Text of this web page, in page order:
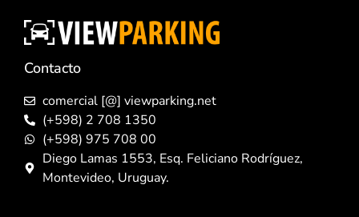
Contacto
comercial [@] viewparking.net
(+598) 2 708 1350
(+598) 975 708 00
Diego Lamas 1553, Esq. Feliciano Rodríguez,
Montevideo, Uruguay.